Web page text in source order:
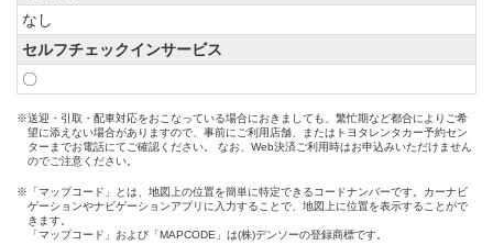
なし
セルフチェックインサービス
〇
※送迎・引取・配車対応をおこなっている場合におきましても、繁忙期など都合によりご希
望に添えない場合がありますので、事前にご利用店舗、またはトヨタレンタカー予約セン
ターまでお電話にてご確認ください。 なお、Web決済ご利用時はお申込みいただけません
のでご注意ください。
※「マップコード」とは、地図上の位置を簡単に特定できるコードナンバーです。カーナビ
ゲーションやナビゲーションアプリに入力することで、地図上に位置を表示することがで
きます。
「マップコード」および「MAPCODE」は(株)デンソーの登録商標です。